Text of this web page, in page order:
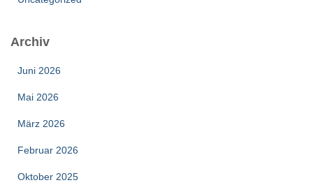
Archiv
Juni 2026
Mai 2026
März 2026
Februar 2026
Oktober 2025